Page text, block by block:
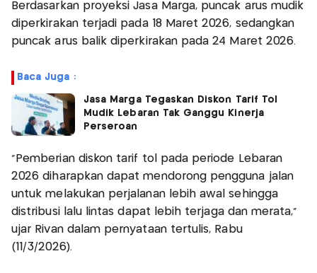
Berdasarkan proyeksi Jasa Marga, puncak arus mudik
diperkirakan terjadi pada 18 Maret 2026, sedangkan
puncak arus balik diperkirakan pada 24 Maret 2026.
Baca Juga :
Jasa Marga Tegaskan Diskon Tarif Tol
Mudik Lebaran Tak Ganggu Kinerja
Perseroan
"Pemberian diskon tarif tol pada periode Lebaran
2026 diharapkan dapat mendorong pengguna jalan
untuk melakukan perjalanan lebih awal sehingga
distribusi lalu lintas dapat lebih terjaga dan merata,"
ujar Rivan dalam pernyataan tertulis, Rabu
(11/3/2026).